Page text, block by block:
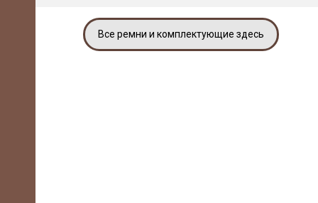
Все ремни и комплектующие здесь